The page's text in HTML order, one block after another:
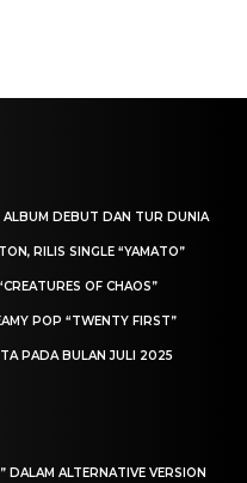
ALBUM DEBUT DAN TUR DUNIA
RILIS SINGLE “YAMATO”
OF CHAOS”
POP “TWENTY FIRST”
PADA BULAN JULI 2025
DALAM ALTERNATIVE VERSION